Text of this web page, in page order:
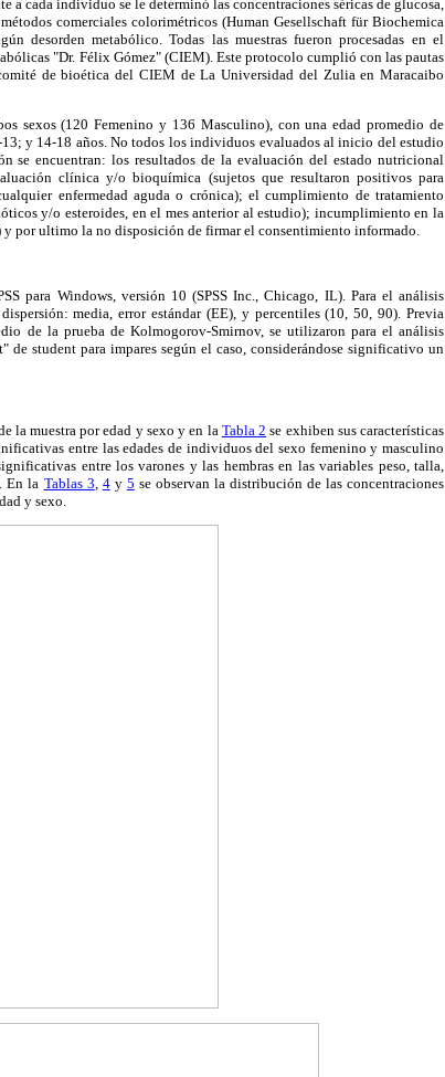
cada individuo se le determinó las concentraciones séricas de glucosa,
comerciales colorimétricos (Human Gesellschaft für Biochemica
desorden metabólico. Todas las muestras fueron procesadas en el
"Dr. Félix Gómez" (CIEM). Este protocolo cumplió con las pautas
de bioética del CIEM de La Universidad del Zulia en Maracaibo
sexos (120 Femenino y 136 Masculino), con una edad promedio de
y 14-18 años. No todos los individuos evaluados al inicio del estudio
se encuentran: los resultados de la evaluación del estado nutricional
clínica y/o bioquímica (sujetos que resultaron positivos para
enfermedad aguda o crónica); el cumplimiento de tratamiento
y/o esteroides, en el mes anterior al estudio); incumplimiento en la
por ultimo la no disposición de firmar el consentimiento informado.
para Windows, versión 10 (SPSS Inc., Chicago, IL). Para el análisis
media, error estándar (EE), y percentiles (10, 50, 90). Previa
de la prueba de Kolmogorov-Smirnov, se utilizaron para el análisis
student para impares según el caso, considerándose significativo un
la muestra por edad y sexo y en la Tabla 2 se exhiben sus características
entre las edades de individuos del sexo femenino y masculino
entre los varones y las hembras en las variables peso, talla,
En la Tablas 3, 4y 5 se observan la distribución de las concentraciones
y sexo.